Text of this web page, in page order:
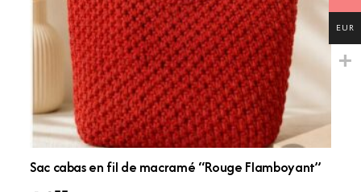
Sac cabas en fil de macramé “Rouge Flamboyant”
EUR